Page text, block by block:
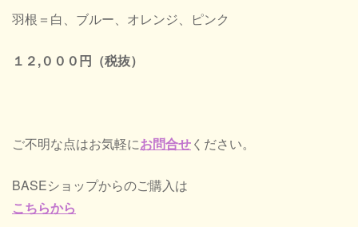
羽根＝白、ブルー、オレンジ、ピンク
１２,０００円（税抜）
ご不明な点はお気軽にお問合せください。
BASEショップからのご購入は
こちらから